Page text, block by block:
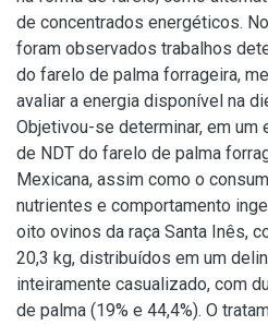
de concentrados energéticos.
foram observados trabalhos
do farelo de palma forrageira,
avaliar a energia disponível na
Objetivou-se determinar, em um
de NDT do farelo de palma
Mexicana, assim como o
nutrientes e comportamento
oito ovinos da raça Santa Inês,
20,3 kg, distribuídos em um
inteiramente casualizado, com
de palma (19% e 44,4%). O